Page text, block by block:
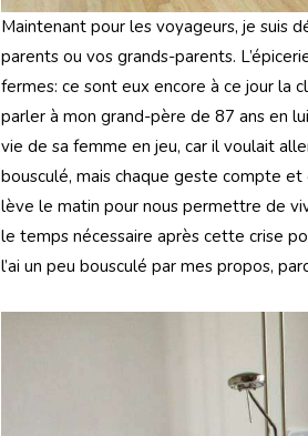
Maintenant pour les voyageurs, je suis
parents ou vos grands-parents.
fermes: ce sont eux encore à ce jour la
parler à mon grand-père de 87 ans en
vie de sa femme en jeu, car il voulait
bousculé, mais chaque geste compte
lève le matin pour nous permettre de
le temps nécessaire après cette crise
l’ai un peu bousculé par mes propos,